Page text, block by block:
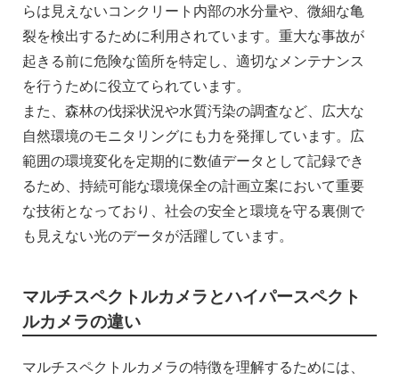
らは見えないコンクリート内部の水分量や、微細な亀
裂を検出するために利用されています。重大な事故が
起きる前に危険な箇所を特定し、適切なメンテナンス
を行うために役立てられています。
また、森林の伐採状況や水質汚染の調査など、広大な
自然環境のモニタリングにも力を発揮しています。広
範囲の環境変化を定期的に数値データとして記録でき
るため、持続可能な環境保全の計画立案において重要
な技術となっており、社会の安全と環境を守る裏側で
も見えない光のデータが活躍しています。
マルチスペクトルカメラとハイパースペクト
ルカメラの違い
マルチスペクトルカメラの特徴を理解するためには、